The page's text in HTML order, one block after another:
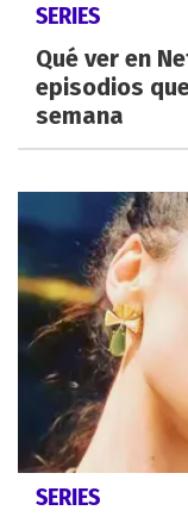
SERIES
Qué ver en
episodios
semana
SERIES